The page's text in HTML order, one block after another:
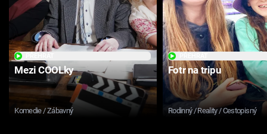
Mezi COOLky
Komedie / Zábavný
Fotr na tripu
Rodinný / Reality / Cestopisný